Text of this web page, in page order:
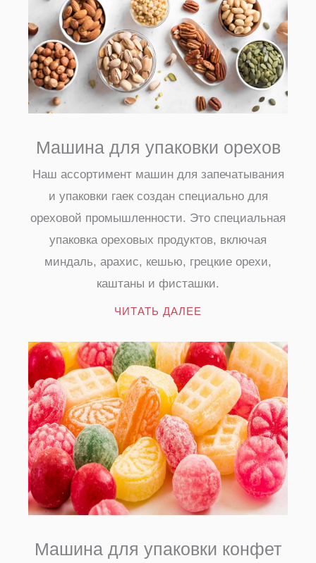
Машина для упаковки орехов
Наш ассортимент машин для запечатывания
и упаковки гаек создан специально для
ореховой промышленности. Это специальная
упаковка ореховых продуктов, включая
миндаль, арахис, кешью, грецкие орехи,
каштаны и фисташки.
ЧИТАТЬ ДАЛЕЕ
Машина для упаковки конфет